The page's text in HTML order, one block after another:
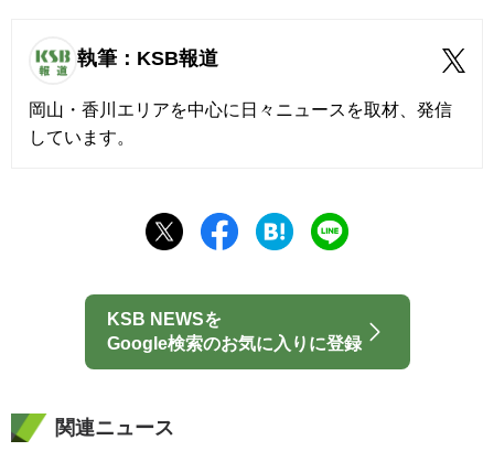
執筆：KSB報道
岡山・香川エリアを中心に日々ニュースを取材、発信
しています。
KSB NEWSを
Google検索のお気に入りに登録
関連ニュース